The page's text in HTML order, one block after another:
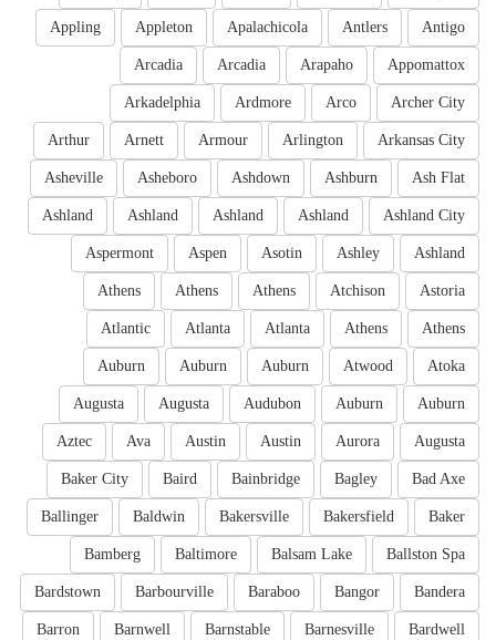
Antigo
Antlers
Apalachicola
Appleton
Appling
Appomattox
Arapaho
Arcadia
Arcadia
Archer City
Arco
Ardmore
Arkadelphia
Arkansas City
Arlington
Armour
Arnett
Arthur
Ash Flat
Ashburn
Ashdown
Asheboro
Asheville
Ashland City
Ashland
Ashland
Ashland
Ashland
Ashland
Ashley
Asotin
Aspen
Aspermont
Astoria
Atchison
Athens
Athens
Athens
Athens
Athens
Atlanta
Atlanta
Atlantic
Atoka
Atwood
Auburn
Auburn
Auburn
Auburn
Auburn
Audubon
Augusta
Augusta
Augusta
Aurora
Austin
Austin
Ava
Aztec
Bad Axe
Bagley
Bainbridge
Baird
Baker City
Baker
Bakersfield
Bakersville
Baldwin
Ballinger
Ballston Spa
Balsam Lake
Baltimore
Bamberg
Bandera
Bangor
Baraboo
Barbourville
Bardstown
Bardwell
Barnesville
Barnstable
Barnwell
Barron